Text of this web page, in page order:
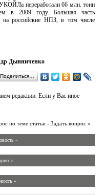
переработали 66 млн. тонн
в 2009 году. Большая часть
российские НПЗ, в том числе
Дынниченко
Поделиться…
редакции. Если у Вас иное
по теме статьи - Задать вопрос »
«
«
»